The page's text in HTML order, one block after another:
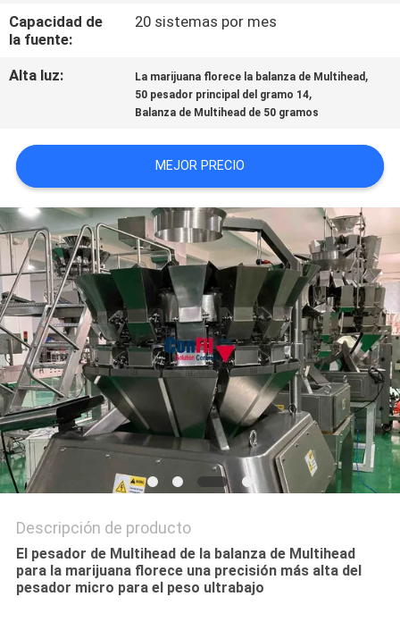
UNA
CITA
SITIO
PRIVACY
POLICY
Capacidad de
la fuente:
20 sistemas por mes
Alta luz: La marijuana florece la balanza de Multihead ,
50 pesador principal del gramo 14,
Balanza de Multihead de 50 gramos
MEJOR PRECIO
Descripción de producto
El pesador de Multihead de la balanza de Multihead
para la marijuana florece una precisión más alta del
pesador micro para el peso ultrabajo